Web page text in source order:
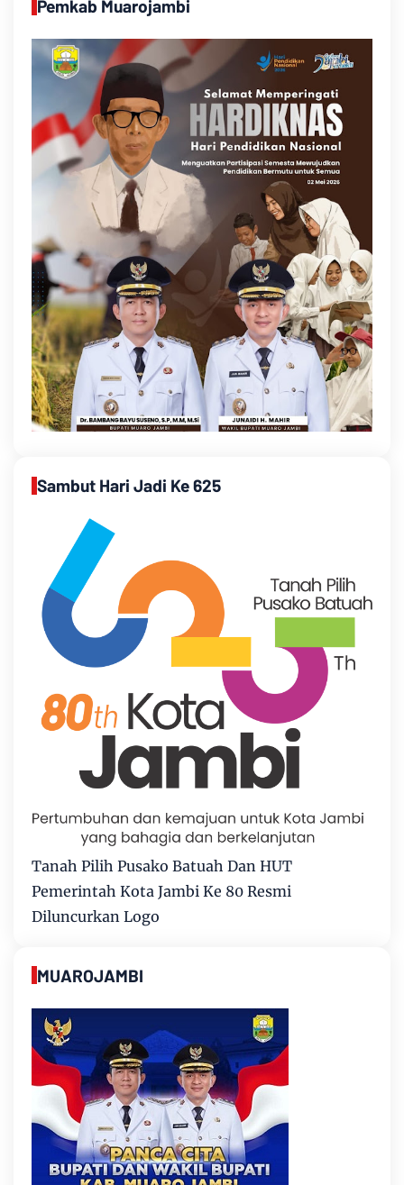
Pemkab Muarojambi
Sambut Hari Jadi Ke 625
Tanah Pilih Pusako Batuah Dan HUT
Pemerintah Kota Jambi Ke 80 Resmi
Diluncurkan Logo
MUAROJAMBI